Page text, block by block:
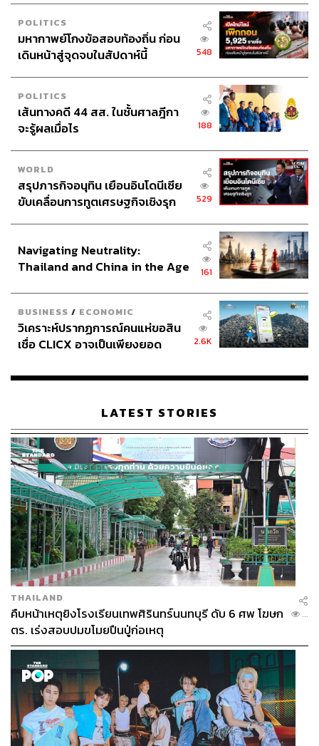
POLITICS
มหากาพย์โกงข้อสอบท้องถิ่น ก่อน
เดินหน้าสู่จุดจบในสัปดาห์นี้
548
POLITICS
เส้นทางคดี 44 สส. ในชั้นศาลฎีกา
จะรู้ผลเมื่อไร
188
WORLD
สรุปภารกิจอนุทิน เยือนอินโดนีเซีย
ขับเคลื่อนการทูตเศรษฐกิจเชิงรุก
529
Navigating Neutrality:
Thailand and China in the Age
161
BUSINESS / ECONOMIC
วิเคราะห์ปรากฏการณ์คนแห่ขอสิน
เชื่อ CLICX อาจเป็นเพียงยอด
เรือนไทยที่ถูกซุกไว้
2.6K
LATEST STORIES
THAILAND
คืบหน้าเหตุยิงโรงเรียนเทพศิรินทร์นนทบุรี ดับ 6 ศพ โฆษก
ตร. เร่งสอบปมขโมยปืนปู่ก่อเหตุ
...